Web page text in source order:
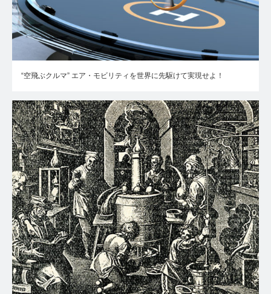
“空飛ぶクルマ” エア・モビリティを世界に先駆けて実現せよ！